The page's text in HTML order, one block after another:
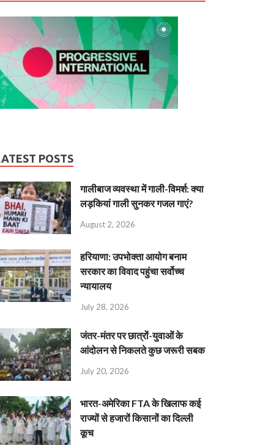
POSTS
गालीबाज व्‍यवस्‍था में गाली-विमर्श: क्या
लड़कियां गाली सुनकर गजल गाएं?
August 2, 2026
हरियाणा: उपभोक्ता आयोग बनाम
सरकार का विवाद पहुंचा सर्वोच्च
न्यायालय
July 28, 2026
जंतर-मंतर पर छात्रों-युवाओं के
आंदोलन से निकलते कुछ जरूरी सबक
July 20, 2026
भारत-अमेरिका FTA के खिलाफ कई
राज्यों से हजारों किसानों का दिल्ली
कूच